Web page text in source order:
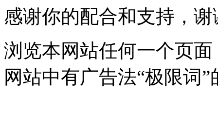
感谢你的配合和支持，谢
浏览本网站任何一个页
网站中有广告法“极限词